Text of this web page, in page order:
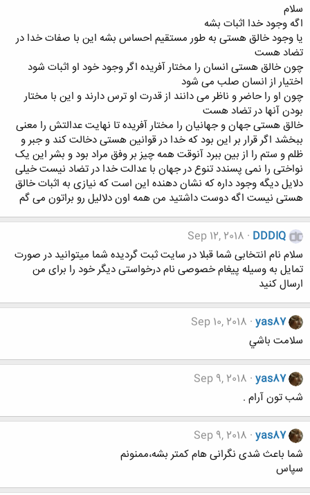
سلام
اگه وجود خدا اثبات بشه
یا وجود خالق هستی به طور مستقیم احساس بشه این با صفات خدا در
تضاد هست
چون خالق هستی انسان را مختار آفریده اگر وجود خود او اثبات شود
اختیار از انسان صلب می شود
چون او را حاضر و ناظر می دانند از قدرت او ترس دارند و این با مختار
بودن آنها در تضاد هست
خالق هستی جهان و جهانیان را مختار آفریده تا نهایت عدالتش را معنی
ببخشد اگر قرار بر این بود که خدا در قوانین هستی دخالت کند و جبر و
ظلم و ستم را از بین ببرد آنوقت همه چیز بر وفق مراد بود و بشر این یک
نواختی را نمی پسندد تنوع در جهان با عدالت خدا در تضاد نیست خیلی
دلایل دیگه وجود داره که نشان دهنده این است که نیازی به اثبات خالق
هستی نیست اگه دوست داشتید من همه اون دلالیل رو براتون می گم
DDDIQ
Sep 12, 2018
سلام نام انتخابی شما قبلا در سایت ثبت گردیده شما میتوانید در صورت
تمایل به وسیله پیغام خصوصی نام درخواستی دیگر خود را برای من
ارسال کنید
yas87
Sep 10, 2018
سلامت باشي
yas87
Sep 9, 2018
شب تون آرام .
yas87
Sep 9, 2018
شما باعث شدی نگرانی هام کمتر بشه،ممنونم
سپاس